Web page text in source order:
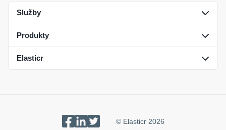
Služby
Řízení skladů na klíč
Tvorba B2C/B2B e-shopů
Produkty
Elasticr WMS
Elasticr
© Elasticr 2026